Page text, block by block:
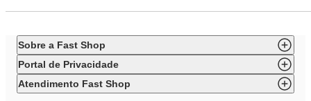
Sobre a Fast Shop
Portal de Privacidade
Atendimento Fast Shop